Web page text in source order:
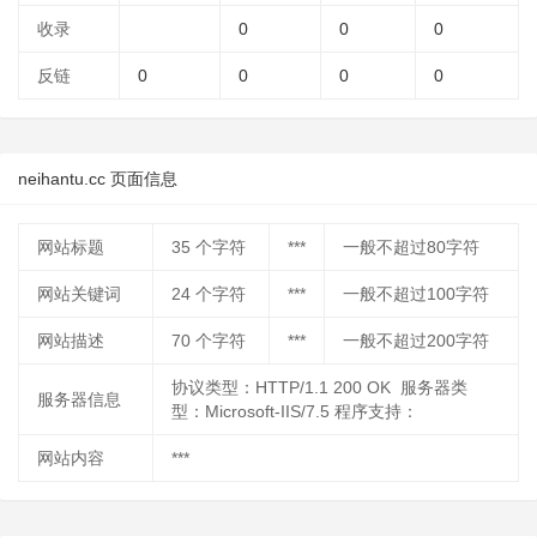
收录 0 0 0
反链 0 0 0 0
neihantu.cc 页面信息
网站标题 35 个字符 *** 一般不超过80字符
网站关键词 24 个字符 *** 一般不超过100字符
网站描述 70 个字符 *** 一般不超过200字符
服务器信息
协议类型：HTTP/1.1 200 OK 服务器类
型：Microsoft-IIS/7.5 程序支持：
网站内容 ***